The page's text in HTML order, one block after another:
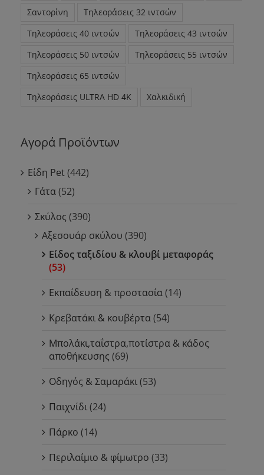
Σαντορίνη
Τηλεοράσεις 32 ιντσών
Τηλεοράσεις 40 ιντσών
Τηλεοράσεις 43 ιντσών
Τηλεοράσεις 50 ιντσών
Τηλεοράσεις 55 ιντσών
Τηλεοράσεις 65 ιντσών
Τηλεοράσεις ULTRA HD 4K
Χαλκιδική
Αγορά Προϊόντων
Είδη Pet(442)
Γάτα(52)
Σκύλος (390)
Αξεσουάρ σκύλου (390)
Είδος ταξιδίου & κλουβί μεταφοράς
(53)
Εκπαίδευση & προστασία(14)
Κρεβατάκι & κουβέρτα(54)
Μπολάκι,ταΐστρα,ποτίστρα & κάδος
αποθήκευσης (69)
Οδηγός & Σαμαράκι(53)
Παιχνίδι(24)
Πάρκο (14)
Περιλαίμιο & φίμωτρο (33)